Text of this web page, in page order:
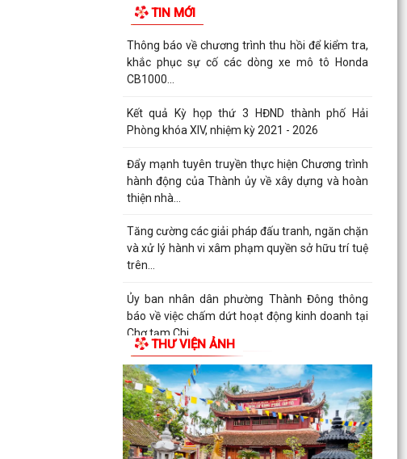
TIN MỚI
Thông báo về chương trình thu hồi để kiểm tra,
khắc phục sự cố các dòng xe mô tô Honda
CB1000...
Kết quả Kỳ họp thứ 3 HĐND thành phố Hải
Phòng khóa XIV, nhiệm kỳ 2021 - 2026
Đẩy mạnh tuyên truyền thực hiện Chương trình
hành động của Thành ủy về xây dựng và hoàn
thiện nhà...
Tăng cường các giải pháp đấu tranh, ngăn chặn
và xử lý hành vi xâm phạm quyền sở hữu trí tuệ
trên...
Ủy ban nhân dân phường Thành Đông thông
báo về việc chấm dứt hoạt động kinh doanh tại
Chợ tạm Chi...
Đảng ủy phường Thành Đông đẩy mạnh tuyên
truyền, thực hiện Nghị quyết số 27-NQ/TW về
xây dựng và...
THƯ VIỆN ẢNH